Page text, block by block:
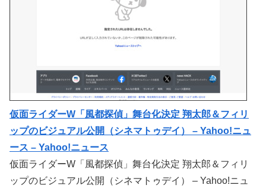
仮面ライダーW「風都探偵」舞台化決定 翔太郎＆フィリ
ップのビジュアル公開（シネマトゥデイ） – Yahoo!ニュ
ース – Yahoo!ニュース
仮面ライダーW「風都探偵」舞台化決定 翔太郎＆フィリ
ップのビジュアル公開（シネマトゥデイ） – Yahoo!ニュ